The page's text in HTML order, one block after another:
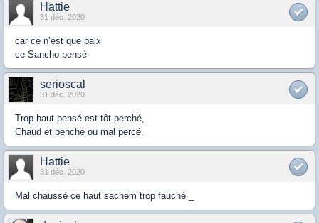
Hattie
31 déc. 2020
car ce n’est que paix
ce Sancho pensé
serioscal
31 déc. 2020
Trop haut pensé est tôt perché,
Chaud et penché ou mal percé.
Hattie
31 déc. 2020
Mal chaussé ce haut sachem trop fauché _